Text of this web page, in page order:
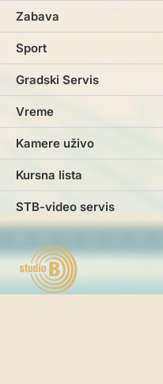
Zabava
Sport
Gradski Servis
Vreme
Kamere uživo
Kursna lista
STB-video servis